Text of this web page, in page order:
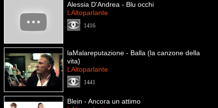
Alessia D'Andrea - Blu occhi
LAltoparlante
1416
laMalareputazione - Balla (la canzone della
vita)
LAltoparlante
1441
Blein - Ancora un attimo